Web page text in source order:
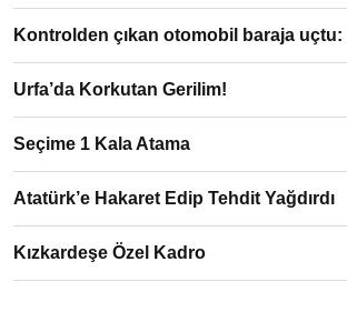
Kontrolden çıkan otomobil baraja uçtu:
Urfa’da Korkutan Gerilim!
Seçime 1 Kala Atama
Atatürk’e Hakaret Edip Tehdit Yağdırdı
Kızkardeşe Özel Kadro